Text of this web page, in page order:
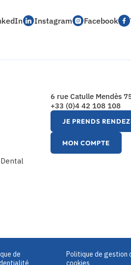
Instagram Facebook
6 rue Catulle Mendès
+33 (0)4 42 108 108
JE PRENDS
MON COMPTE
de
Politique de gestion
cookies